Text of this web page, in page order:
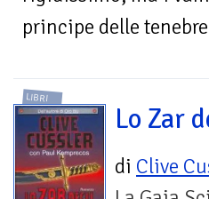
principe delle
LIBRI
Lo Zar
di Clive